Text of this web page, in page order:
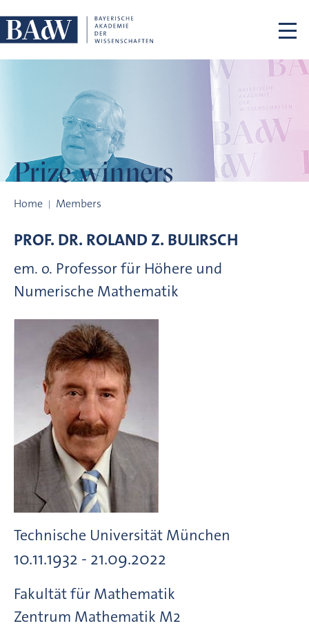
Prize winners
Home Members
PROF. DR. ROLAND Z. BULIRSCH
em. o. Professor für Höhere und
Numerische Mathematik
Technische Universität München
10.11.1932 - 21.09.2022
Fakultät für Mathematik
Zentrum Mathematik M2